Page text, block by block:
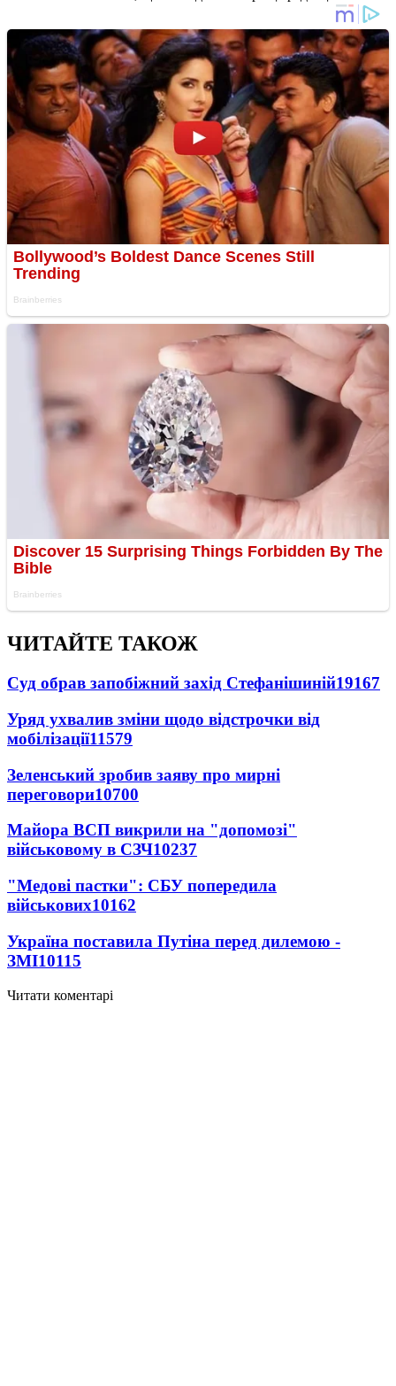
ЧИТАЙТЕ ТАКОЖ
Суд обрав запобіжний захід Стефанішиній19167
Уряд ухвалив зміни щодо відстрочки від
мобілізації11579
Зеленський зробив заяву про мирні
переговори10700
Майора ВСП викрили на "допомозі"
військовому в СЗЧ10237
"Медові пастки": СБУ попередила
військових10162
Україна поставила Путіна перед дилемою -
ЗМІ10115
Читати коментарі